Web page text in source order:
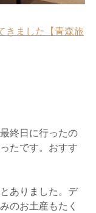
きました【青森旅
終日に行ったの
たです。おすす
ありました。デ
のお土産もたく